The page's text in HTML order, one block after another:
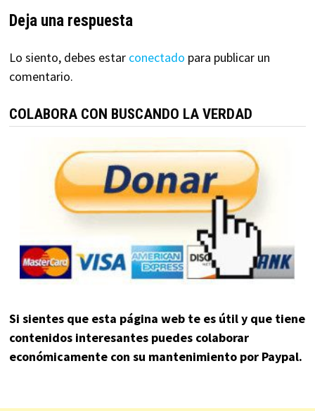
Deja una respuesta
Lo siento, debes estar conectado para publicar un
comentario.
COLABORA CON BUSCANDO LA VERDAD
Si sientes que esta página web te es útil y que tiene
contenidos interesantes puedes colaborar
económicamente con su mantenimiento por Paypal.